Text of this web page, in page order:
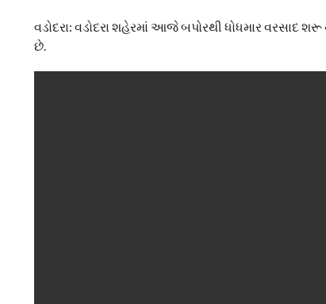
વડોદરા: વડોદરા શહેરમાં આજે બપોરથી ધોધમાર વરસાદ
છે.